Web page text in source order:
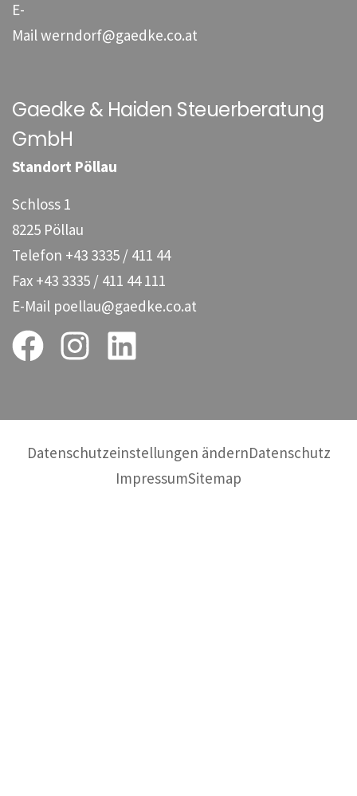
E-
Mailwerndorf@gaedke.co.at
Gaedke & Haiden Steuerberatung
GmbH
Standort Pöllau
Schloss 1
8225 Pöllau
Telefon +43 3335 / 411 44
Fax +43 3335 / 411 44 111
E-Mail poellau@gaedke.co.at
Datenschutzeinstellungen ändernDatenschutz
ImpressumSitemap